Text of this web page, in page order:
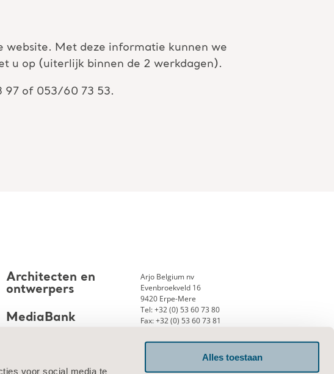
voor social media te
Alles toestaan
website. Met deze informatie kunnen we
u op (uiterlijk binnen de 2 werkdagen).
97 of 053/60 73 53.
Architecten en
ontwerpers
MediaBank
Arjo Belgium nv
Evenbroekveld 16
9420 Erpe-Mere
Tel: +32 (0) 53 60 73 80
Fax: +32 (0) 53 60 73 81